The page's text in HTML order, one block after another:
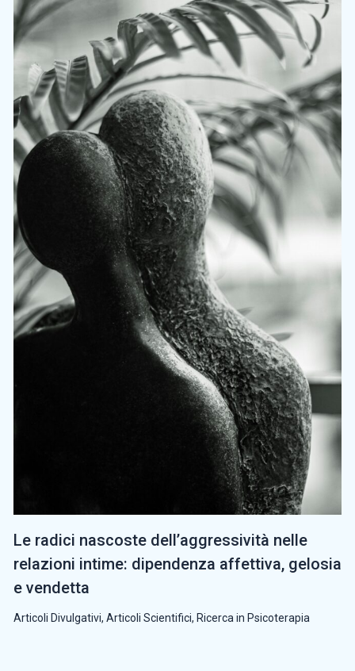
Le radici nascoste dell’aggressività nelle
relazioni intime: dipendenza affettiva, gelosia
e vendetta
Articoli Divulgativi, Articoli Scientifici, Ricerca in Psicoterapia